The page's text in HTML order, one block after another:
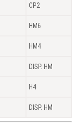
CP2
HM6
HM4
DISP. HM
H4
DISP. HM